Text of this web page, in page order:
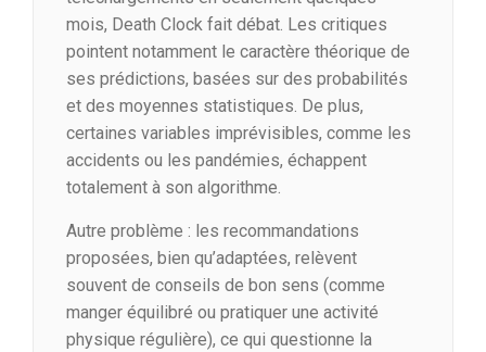
mois, Death Clock fait débat. Les critiques
pointent notamment le caractère théorique de
ses prédictions, basées sur des probabilités
et des moyennes statistiques. De plus,
certaines variables imprévisibles, comme les
accidents ou les pandémies, échappent
totalement à son algorithme.
Autre problème : les recommandations
proposées, bien qu’adaptées, relèvent
souvent de conseils de bon sens (comme
manger équilibré ou pratiquer une activité
physique régulière), ce qui questionne la